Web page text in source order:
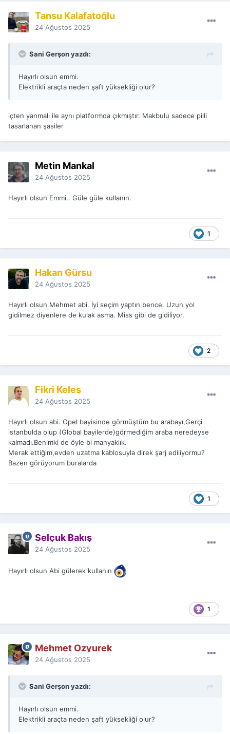
Tansu Kalafatoğlu
24 Ağustos 2025
Sani Gerşon yazdı:
Hayırlı olsun emmi.
Elektrikli araçta neden şaft yüksekliği olur?
içten yanmalı ile aynı platformda çıkmıştır. Makbulu sadece pilli
tasarlanan şasiler
Metin Mankal
24 Ağustos 2025
Hayırlı olsun Emmi.. Güle güle kullanın.
1
Hakan Gürsu
24 Ağustos 2025
Hayırlı olsun Mehmet abi. İyi seçim yaptın bence. Uzun yol
gidilmez diyenlere de kulak asma. Miss gibi de gidiliyor.
2
Fikri Keleş
24 Ağustos 2025
Hayırlı olsun abi. Opel bayisinde görmüştüm bu arabayı,Gerçi
istanbulda olup (Global bayilerde)görmediğim araba neredeyse
kalmadı.Benimki de öyle bi manyaklık.
Merak ettiğim,evden uzatma kablosuyla direk şarj ediliyormu?
Bazen görüyorum buralarda
1
Selçuk Bakış
24 Ağustos 2025
Hayırlı olsun Abi gülerek kullanın
1
Mehmet Ozyurek
24 Ağustos 2025
Sani Gerşon yazdı:
Hayırlı olsun emmi.
Elektrikli araçta neden şaft yüksekliği olur?